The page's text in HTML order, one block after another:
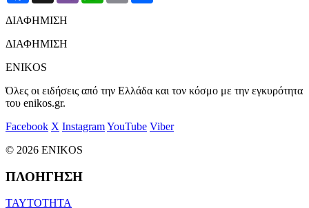
ΔΙΑΦΗΜΙΣΗ
ΔΙΑΦΗΜΙΣΗ
ENIKOS
Όλες οι ειδήσεις από την Ελλάδα και τον κόσμο με την εγκυρότητα
του enikos.gr.
Facebook X InstagramYouTube Viber
© 2026 ENIKOS
ΠΛΟΗΓΗΣΗ
ΤΑΥΤΟΤΗΤΑ